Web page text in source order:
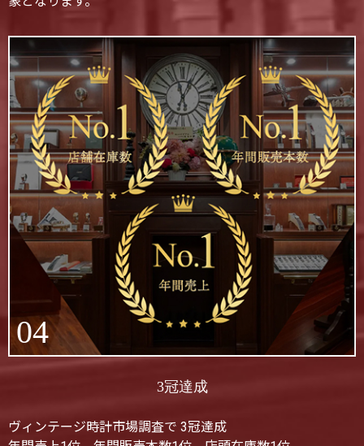
04
3冠達成
ヴィンテージ時計市場調査で 3冠達成